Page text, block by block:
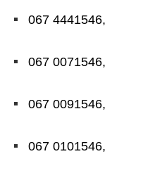
067 4441546,
067 0071546,
067 0091546,
067 0101546,